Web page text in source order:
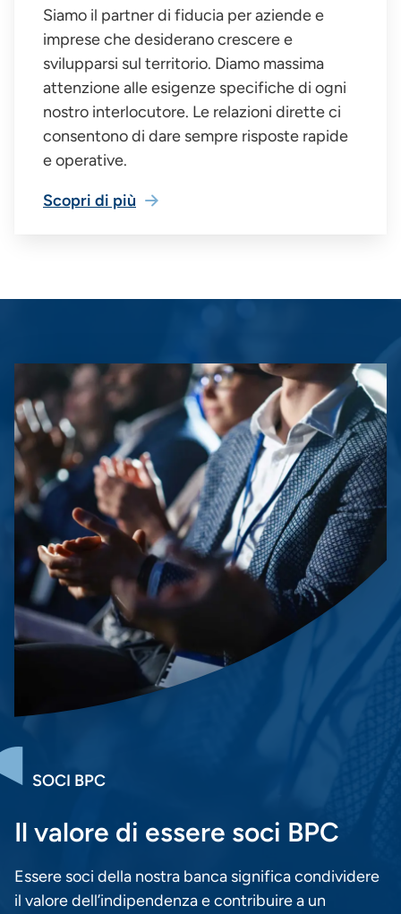
Siamo il partner di fiducia per aziende e
imprese che desiderano crescere e
svilupparsi sul territorio. Diamo massima
attenzione alle esigenze specifiche di ogni
nostro interlocutore. Le relazioni dirette ci
consentono di dare sempre risposte rapide
e operative.
Scopri di più
Immagine
SOCI BPC
Il valore di essere soci BPC
Essere soci della nostra banca significa condividere
il valore dell’indipendenza e contribuire a un